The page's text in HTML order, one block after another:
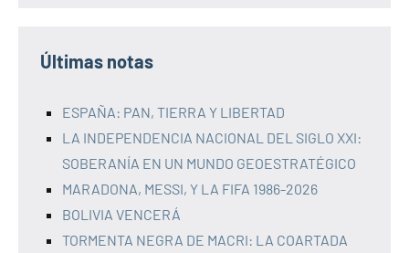
Últimas notas
ESPAÑA: PAN, TIERRA Y LIBERTAD
LA INDEPENDENCIA NACIONAL DEL SIGLO XXI:
SOBERANÍA EN UN MUNDO GEOESTRATÉGICO
MARADONA, MESSI, Y LA FIFA 1986-2026
BOLIVIA VENCERÁ
TORMENTA NEGRA DE MACRI: LA COARTADA